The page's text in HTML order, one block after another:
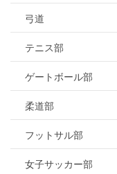
弓道
テニス部
ゲートボール部
柔道部
フットサル部
女子サッカー部